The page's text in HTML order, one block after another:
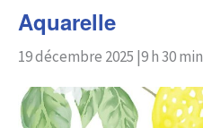
Aquarelle
19 décembre 2025 |9 h 30 min